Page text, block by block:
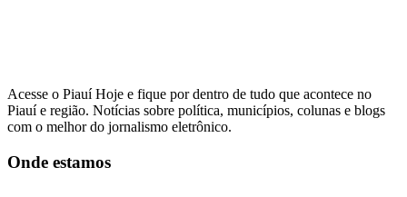
Acesse o Piauí Hoje e fique por dentro de tudo que acontece no
Piauí e região. Notícias sobre política, municípios, colunas e blogs
com o melhor do jornalismo eletrônico.
Onde estamos